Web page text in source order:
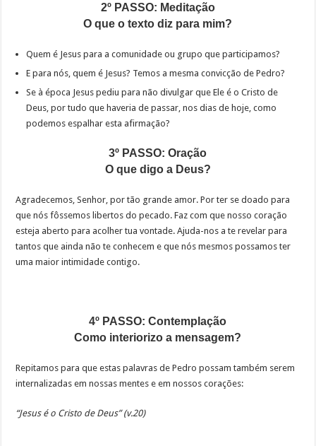
2º PASSO: Meditação
O que o texto diz para mim?
Quem é Jesus para a comunidade ou grupo que participamos?
E para nós, quem é Jesus? Temos a mesma convicção de Pedro?
Se à época Jesus pediu para não divulgar que Ele é o Cristo de
Deus, por tudo que haveria de passar, nos dias de hoje, como
podemos espalhar esta afirmação?
3º PASSO: Oração
O que digo a Deus?
Agradecemos, Senhor, por tão grande amor. Por ter se doado para
que nós fôssemos libertos do pecado. Faz com que nosso coração
esteja aberto para acolher tua vontade. Ajuda-nos a te revelar para
tantos que ainda não te conhecem e que nós mesmos possamos ter
uma maior intimidade contigo.
4º PASSO: Contemplação
Como interiorizo a mensagem?
Repitamos para que estas palavras de Pedro possam também serem
internalizadas em nossas mentes e em nossos corações:
“Jesus é o Cristo de Deus” (v.20)